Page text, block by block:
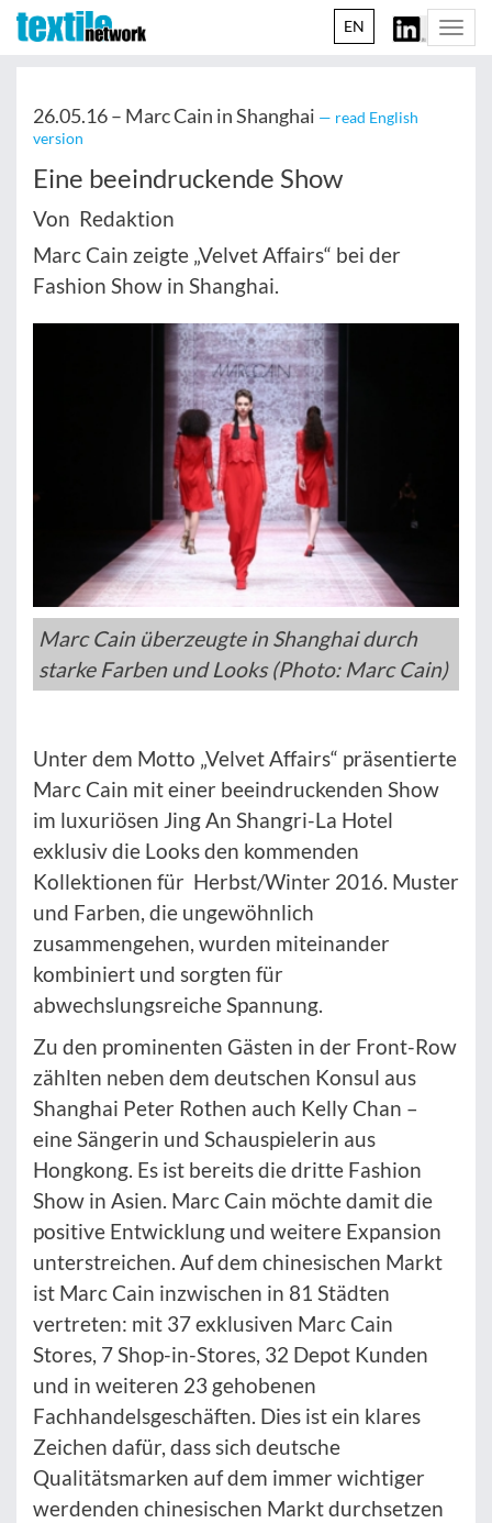
EN
26.05.16 – Marc Cain in Shanghai — read English
version
Eine beeindruckende Show
Von Redaktion
Marc Cain zeigte „Velvet Affairs“ bei der
Fashion Show in Shanghai.
Marc Cain überzeugte in Shanghai durch
starke Farben und Looks (Photo: Marc Cain)
Unter dem Motto „Velvet Affairs“ präsentierte
Marc Cain mit einer beeindruckenden Show
im luxuriösen Jing An Shangri-La Hotel
exklusiv die Looks den kommenden
Kollektionen für Herbst/Winter 2016. Muster
und Farben, die ungewöhnlich
zusammengehen, wurden miteinander
kombiniert und sorgten für
abwechslungsreiche Spannung.
Zu den prominenten Gästen in der Front-Row
zählten neben dem deutschen Konsul aus
Shanghai Peter Rothen auch Kelly Chan –
eine Sängerin und Schauspielerin aus
Hongkong. Es ist bereits die dritte Fashion
Show in Asien. Marc Cain möchte damit die
positive Entwicklung und weitere Expansion
unterstreichen. Auf dem chinesischen Markt
ist Marc Cain inzwischen in 81 Städten
vertreten: mit 37 exklusiven Marc Cain
Stores, 7 Shop-in-Stores, 32 Depot Kunden
und in weiteren 23 gehobenen
Fachhandelsgeschäften. Dies ist ein klares
Zeichen dafür, dass sich deutsche
Qualitätsmarken auf dem immer wichtiger
werdenden chinesischen Markt durchsetzen